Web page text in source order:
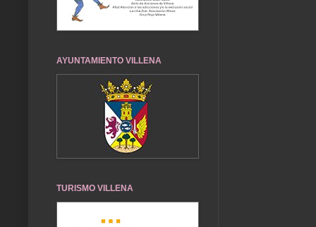
AYUNTAMIENTO VILLENA
TURISMO VILLENA